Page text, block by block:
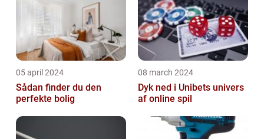
05 april 2024
Sådan finder du den
perfekte bolig
08 march 2024
Dyk ned i Unibets univers
af online spil